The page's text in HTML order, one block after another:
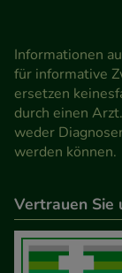
Informationen
für informative
ersetzen
durch einen
weder
werden können.
Vertrauen Sie